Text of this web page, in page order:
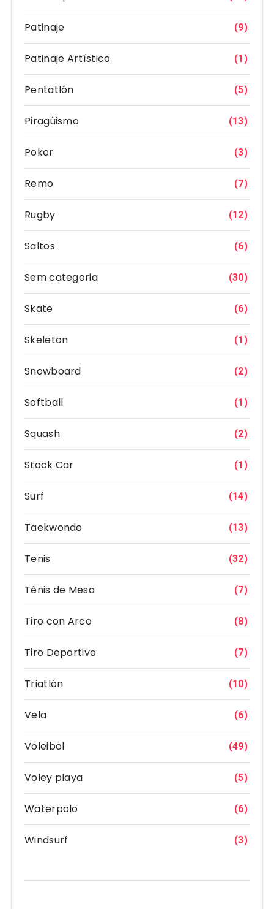
Patinaje (9)
Patinaje Artístico (1)
Pentatlón (5)
Piragüismo (13)
Poker (3)
Remo (7)
Rugby (12)
Saltos (6)
Sem categoria (30)
Skate (6)
Skeleton (1)
Snowboard (2)
Softball (1)
Squash (2)
Stock Car (1)
Surf (14)
Taekwondo (13)
Tenis (32)
Tênis de Mesa (7)
Tiro con Arco (8)
Tiro Deportivo (7)
Triatlón (10)
Vela (6)
Voleibol (49)
Voley playa (5)
Waterpolo (6)
Windsurf (3)